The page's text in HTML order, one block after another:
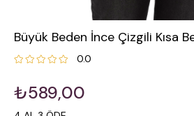
Büyük Beden İnce Çizgili Kısa
0.0
₺589,00